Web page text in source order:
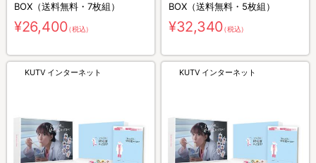
BOX（送料無料・7枚組）
¥26,400（税込）
BOX（送料無料・5枚組）
¥32,340（税込）
KUTV インターネット KUTV インターネット